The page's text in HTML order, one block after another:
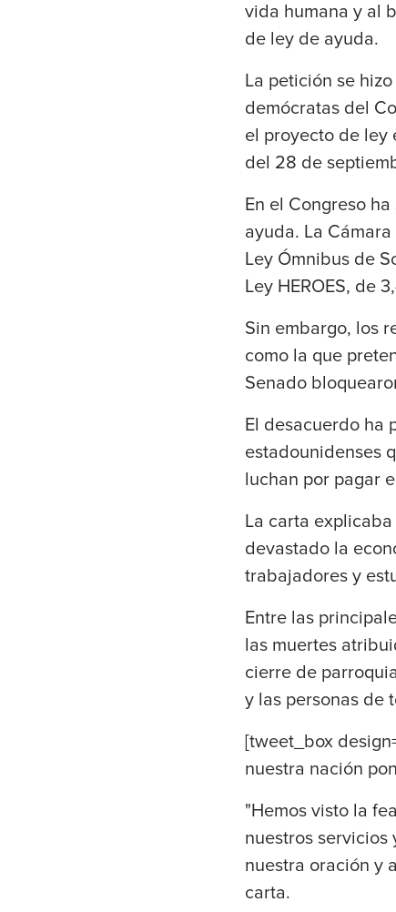
vida humana y al
de ley de ayuda.
La petición se
demócratas del
el proyecto de ley
del 28 de
En el Congreso
ayuda. La
Ley Ómnibus de
Ley HEROES, de
Sin embargo, los
como la que
Senado
El desacuerdo ha
estadounidenses
luchan por pagar
La carta
devastado la
trabajadores y
Entre las
las muertes
cierre de
y las personas de
[tweet_box
nuestra nación
"Hemos visto la
nuestros
nuestra oración y
carta.